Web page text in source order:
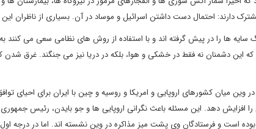
دارند: احتمال دست داشتن اسرائیل و موساد در آن. بسیاری از ناظران این
ها را در پیش گرفته اند و با استفاده از روش های نظامی سعی می کنند
این دشمنان نه فقط در خشکی و هوا، بلکه در دریا نیز می جنگند. غرق
وین میان کشورهای اروپایی و امریکا و روسیه و چین با ایران برای احیای
افزایش دهد. این مسئله باعث نگرانی اروپایی ها و جو بایدن، رئیس
است و فرستادگان وی پشت میز مذاکره در وین نشسته اند. اما در درجه